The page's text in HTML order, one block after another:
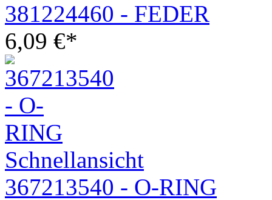
381224460 - FEDER
6,09 €*
Schnellansicht
367213540 - O-RING